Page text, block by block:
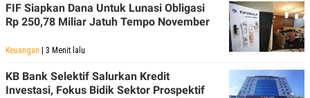
D
E
M
A
S
I
L
A
K
I
FIF Siapkan Dana Untuk Lunasi Obligasi
Rp 250,78 Miliar Jatuh Tempo November
Keuangan | 3 Menit lalu
KB Bank Selektif Salurkan Kredit
Investasi, Fokus Bidik Sektor Prospektif